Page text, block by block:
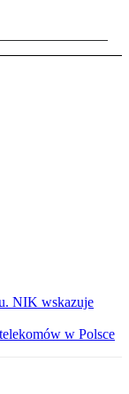
NIK wskazuje
w Polsce